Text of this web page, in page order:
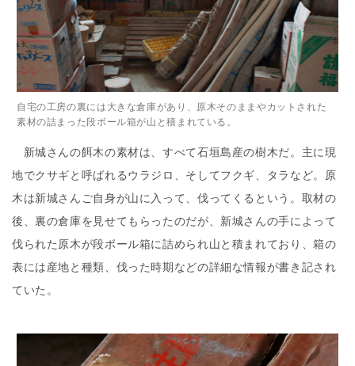
自宅の工房の裏には大きな倉庫があり、原木そのままやカットされた
素材の詰まった段ボール箱が山と積まれている。
新城さんの餌木の素材は、すべて石垣島産の樹木だ。主に現
地でクサギと呼ばれるウラジロ、そしてフクギ、タラなど。原
木は新城さんご自身が山に入って、伐ってくるという。取材の
後、裏の倉庫を見せてもらったのだが、新城さんの手によって
伐られた原木が段ボール箱に詰められ山と積まれており、箱の
表には産地と種類、伐った時期などの詳細な情報が書き記され
ていた。